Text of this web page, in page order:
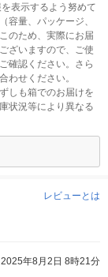
表示するよう努めて
容量、パッケージ、
のため、実際にお届
ざいますので、ご使
確認ください。さら
わせください。
しも箱でのお届けを
状況等により異なる
レビューとは
2025年8月2日 8時21分